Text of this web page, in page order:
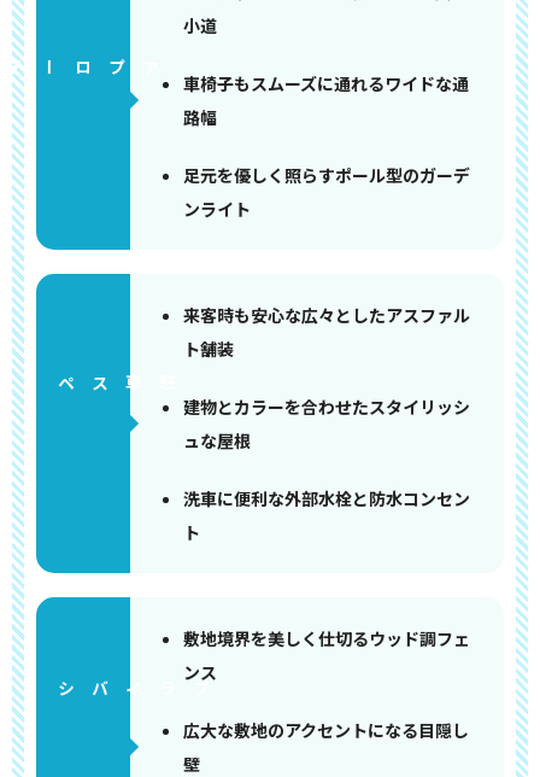
アプローチ
小道
車椅子もスムーズに通れるワイドな通
路幅
足元を優しく照らすポール型のガーデ
ンライト
来客時も安心な広々としたアスファル
ト舗装
建物とカラーを合わせたスタイリッシ
ュな屋根
洗車に便利な外部水栓と防水コンセン
ト
敷地境界を美しく仕切るウッド調フェ
ンス
広大な敷地のアクセントになる目隠し
壁